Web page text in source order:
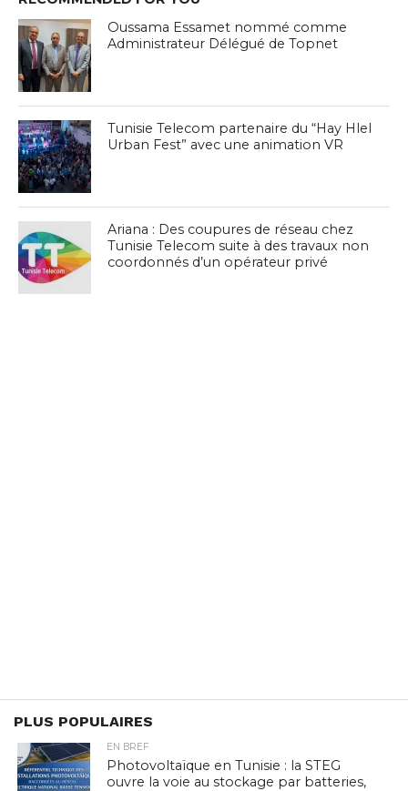
Oussama Essamet nommé comme
Administrateur Délégué de Topnet
Tunisie Telecom partenaire du “Hay Hlel
Urban Fest” avec une animation VR
Ariana : Des coupures de réseau chez
Tunisie Telecom suite à des travaux non
coordonnés d’un opérateur privé
PLUS POPULAIRES
EN BREF
Photovoltaïque en Tunisie : la STEG
ouvre la voie au stockage par batteries,